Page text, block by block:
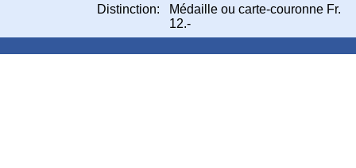
Distinction:
Médaille ou carte-couronne Fr.
12.-